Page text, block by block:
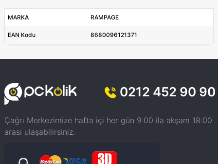
MARKA RAMPAGE
EAN Kodu 8680096121371
0212 452 90 90
Çağrı Merkezimize hafta içi her gün 9:00 ila akşam 18:00
arası ulaşabilirsiniz.